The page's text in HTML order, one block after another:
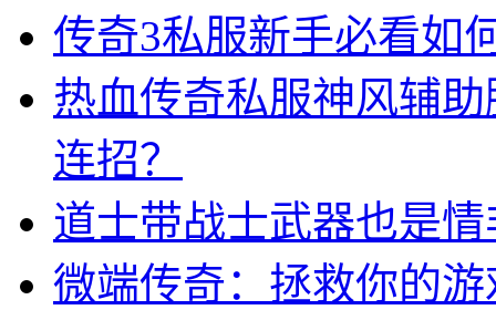
传奇3私服新手必看如
热血传奇私服神风辅
连招？
道士带战士武器也是
微端传奇：拯救你的